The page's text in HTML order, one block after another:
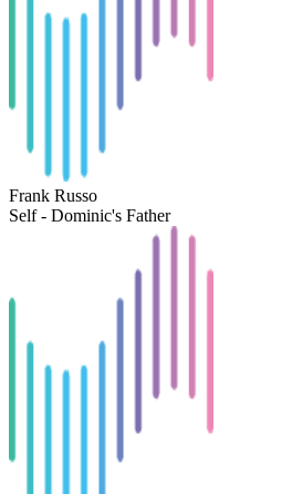
Frank Russo
Self - Dominic's Father